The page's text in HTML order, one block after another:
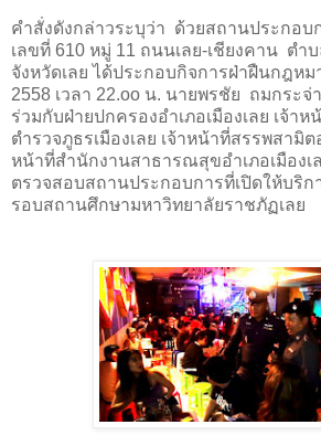
คำสั่งดังกล่าวระบุว่า ด้วยสถานประกอบ
เลขที่ 610 หมู่ 11 ถนนเลย-เชียงคาน ตำบ
จังหวัดเลย ได้ประกอบกิจการฝ่าฝืนกฎห
2558 เวลา 22.oo น. นายพรชัย ถมกระจ่
ร่วมกับฝ่ายปกครองอำเภอเมืองเลย เจ้า
ตำรวจภูธรเมืองเลย เจ้าหน้าที่สรรพสามิต
หน้าที่สำนักงานสาธารณสุขอำเภอเมืองเ
ตรวจสอบสถานประกอบการที่เปิดให้บริ
รอบสถานศึกษามหาวิทยาลัยราชภัฏเลย